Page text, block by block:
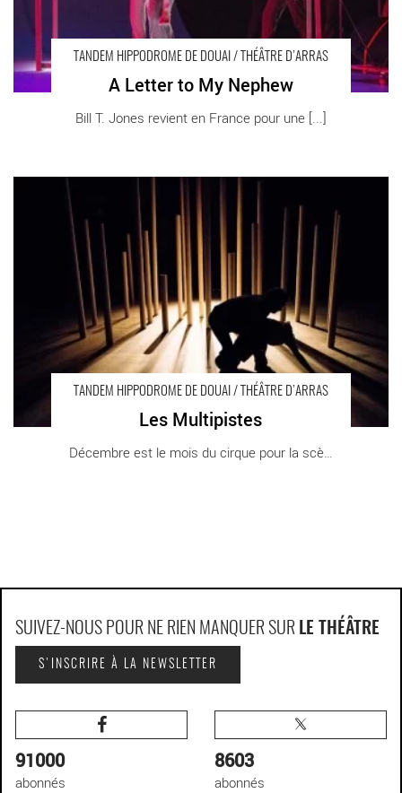
TANDEM HIPPODROME DE DOUAI / THÉÂTRE D’ARRAS
A Letter to My Nephew
Bill T. Jones revient en France pour une [...]
TANDEM HIPPODROME DE DOUAI / THÉÂTRE D’ARRAS
Les Multipistes
Décembre est le mois du cirque pour la scène [...]
Les Multipistes - Critique sortie Cirque Douai Douai Hippodrome
SUIVEZ-NOUS POUR NE RIEN MANQUER SUR LE THÉÂTRE
S'INSCRIRE À LA NEWSLETTER
91000
abonnés
8603
abonnés